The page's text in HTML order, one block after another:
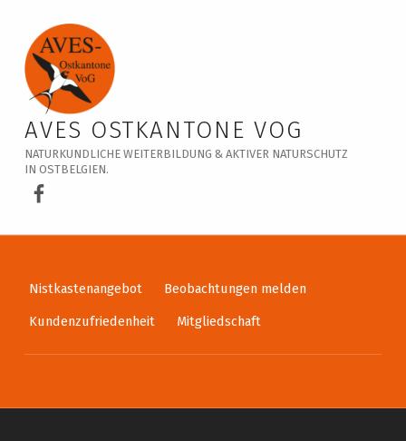
Veranstaltungskalender – AVES Ostkantone VoG
AVES OSTKANTONE VOG
NATURKUNDLICHE WEITERBILDUNG & AKTIVER NATURSCHUTZ
IN OSTBELGIEN.
AVES Ostkantone bei Facebook
Nistkastenangebot
Beobachtungen melden
Kundenzufriedenheit
Mitgliedschaft